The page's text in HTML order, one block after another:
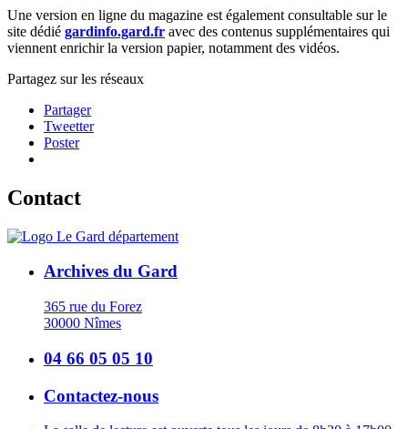
Une version en ligne du magazine est également consultable sur le
site dédié gardinfo.gard.fr avec des contenus supplémentaires qui
viennent enrichir la version papier, notamment des vidéos.
Partagez sur les réseaux
Partager
Tweetter
Poster
Contact
Archives du Gard
365 rue du Forez
30000 Nîmes
04 66 05 05 10
Contactez-nous